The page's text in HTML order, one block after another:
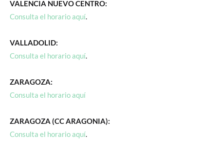
VALENCIA NUEVO CENTRO:
Consulta el horario aquí.
VALLADOLID:
Consulta el horario aquí.
ZARAGOZA:
Consulta el horario aquí
ZARAGOZA (CC ARAGONIA):
Consulta el horario aquí.